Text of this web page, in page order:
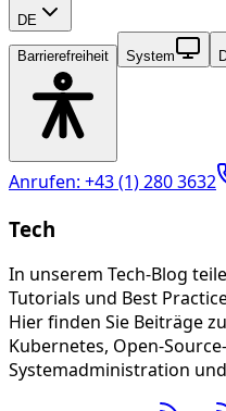
DE
Barrierefreiheit System
Anrufen: +43 (1) 280 3632
Tech
In unserem Tech-Blog
Tutorials und Best
Hier finden Sie Beiträge
Kubernetes, Open-
Systemadministration